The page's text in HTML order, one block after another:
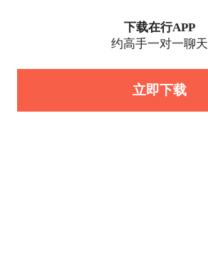
下载在行APP
约高手一对一聊天
立即下载